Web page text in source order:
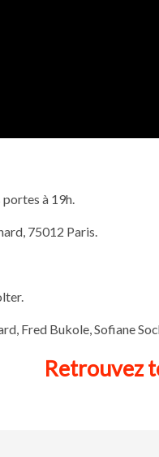
à 19h.
75012 Paris.
Fred Bukole, Sofiane
Retrouvez